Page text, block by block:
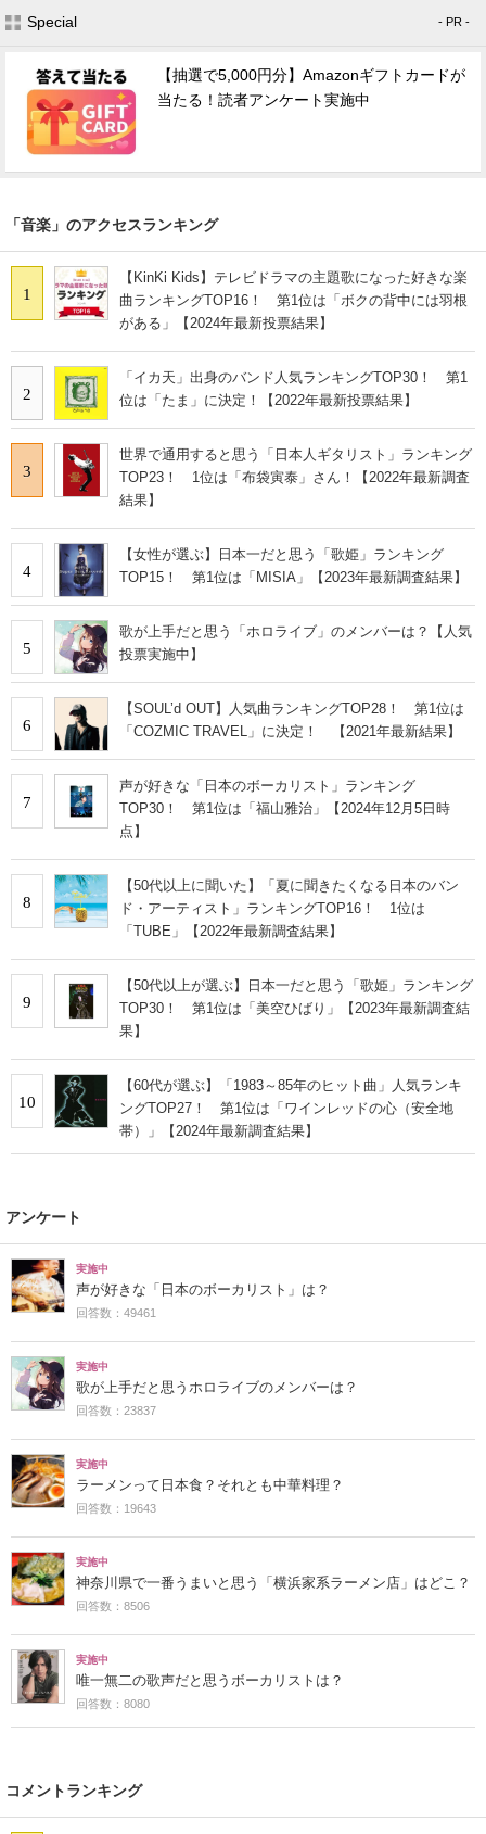
Special - PR -
【抽選で5,000円分】Amazonギフトカードが
当たる！読者アンケート実施中
「音楽」のアクセスランキング
1
【KinKi Kids】テレビドラマの主題歌になった好きな楽
曲ランキングTOP16！ 第1位は「ボクの背中には羽根
がある」【2024年最新投票結果】
2
「イカ天」出身のバンド人気ランキングTOP30！ 第1
位は「たま」に決定！【2022年最新投票結果】
3
世界で通用すると思う「日本人ギタリスト」ランキング
TOP23！ 1位は「布袋寅泰」さん！【2022年最新調査
結果】
4
【女性が選ぶ】日本一だと思う「歌姫」ランキング
TOP15！ 第1位は「MISIA」【2023年最新調査結果】
5
歌が上手だと思う「ホロライブ」のメンバーは？【人気
投票実施中】
6
【SOUL’d OUT】人気曲ランキングTOP28！ 第1位は
「COZMIC TRAVEL」に決定！ 【2021年最新結果】
7
声が好きな「日本のボーカリスト」ランキング
TOP30！ 第1位は「福山雅治」【2024年12月5日時
点】
8
【50代以上に聞いた】「夏に聞きたくなる日本のバン
ド・アーティスト」ランキングTOP16！ 1位は
「TUBE」【2022年最新調査結果】
9
【50代以上が選ぶ】日本一だと思う「歌姫」ランキング
TOP30！ 第1位は「美空ひばり」【2023年最新調査結
果】
10
【60代が選ぶ】「1983～85年のヒット曲」人気ランキ
ングTOP27！ 第1位は「ワインレッドの心（安全地
帯）」【2024年最新調査結果】
アンケート
実施中
声が好きな「日本のボーカリスト」は？
回答数：49461
実施中
歌が上手だと思うホロライブのメンバーは？
回答数：23837
実施中
ラーメンって日本食？それとも中華料理？
回答数：19643
実施中
神奈川県で一番うまいと思う「横浜家系ラーメン店」はどこ？
回答数：8506
実施中
唯一無二の歌声だと思うボーカリストは？
回答数：8080
コメントランキング